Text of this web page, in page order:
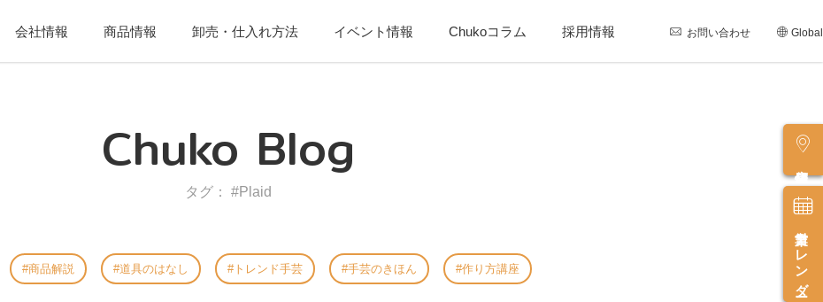
会社情報 商品情報 卸売・仕入れ方法 イベント情報 Chukoコラム 採用情報 お問い合わせ Global
営業カレンダー
Chuko Blog
タグ： #Plaid
商品解説 道具のはなし トレンド手芸 手芸のきほん 作り方講座